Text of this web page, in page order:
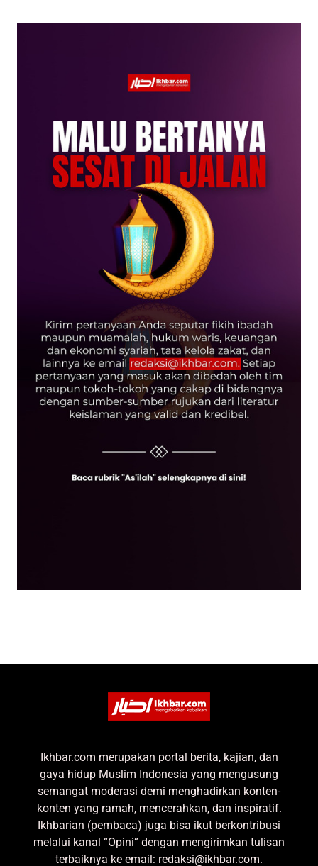
Ikhbar.com merupakan portal berita, kajian, dan
gaya hidup Muslim Indonesia yang mengusung
semangat moderasi demi menghadirkan konten-
konten yang ramah, mencerahkan, dan inspiratif.
Ikhbarian (pembaca) juga bisa ikut berkontribusi
melalui kanal “Opini” dengan mengirimkan tulisan
terbaiknya ke email: redaksi@ikhbar.com.